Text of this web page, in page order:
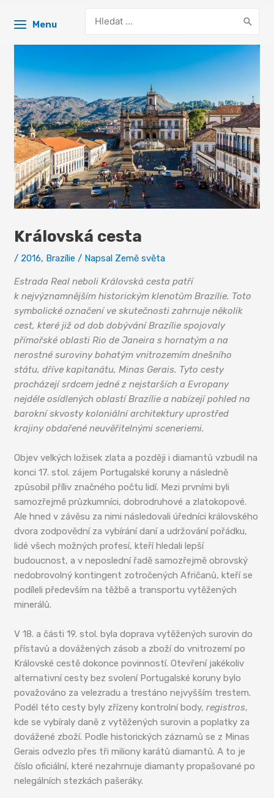
Menu
for:
Královská cesta
/ 2016, Brazílie / Napsal Země světa
Estrada Real neboli Královská cesta patří
k nejvýznamnějším historickým klenotům Brazílie. Toto
symbolické označení ve skutečnosti zahrnuje několik
cest, které již od dob dobývání Brazílie spojovaly
přímořské oblasti Rio de Janeira s hornatým a na
nerostné suroviny bohatým vnitrozemím dnešního
státu, dříve kapitanátu, Minas Gerais. Tyto cesty
procházejí srdcem jedné z nejstarších a Evropany
nejdéle osídlených oblastí Brazílie a nabízejí pohled na
barokní skvosty koloniální architektury uprostřed
krajiny obdařené neuvěřitelnými sceneriemi.
Objev velkých ložisek zlata a později i diamantů vzbudil na
konci 17. stol. zájem Portugalské koruny a následně
způsobil příliv značného počtu lidí. Mezi prvními byli
samozřejmě průzkumníci, dobrodruhové a zlatokopové.
Ale hned v závěsu za nimi následovali úředníci královského
dvora zodpovědní za vybírání daní a udržování pořádku,
lidé všech možných profesí, kteří hledali lepší
budoucnost, a v neposlední řadě samozřejmě obrovský
nedobrovolný kontingent zotročených Afričanů, kteří se
podíleli především na těžbě a transportu vytěžených
minerálů.
V 18. a části 19. stol. byla doprava vytěžených surovin do
přístavů a dovážených zásob a zboží do vnitrozemí po
Královské cestě dokonce povinností. Otevření jakékoliv
alternativní cesty bez svolení Portugalské koruny bylo
považováno za velezradu a trestáno nejvyšším trestem.
Podél této cesty byly zřízeny kontrolní body,registros,
kde se vybíraly daně z vytěžených surovin a poplatky za
dovážené zboží. Podle historických záznamů se z Minas
Gerais odvezlo přes tři miliony karátů diamantů. A to je
číslo oficiální, které nezahrnuje diamanty propašované po
nelegálních stezkách pašeráky.